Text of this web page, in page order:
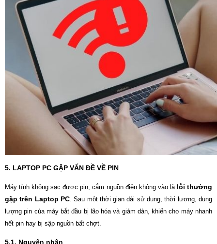
5. LAPTOP PC GẶP VẤN ĐỀ VỀ PIN
Máy tính không sạc được pin, cắm nguồn điện không vào là lỗi thường
gặp trên Laptop PC. Sau một thời gian dài sử dụng, thời lượng, dung
lượng pin của máy bắt đầu bị lão hóa và giảm dàn, khiến cho máy nhanh
hết pin hay bị sập nguồn bất chợt.
5.1. Nguyên nhân